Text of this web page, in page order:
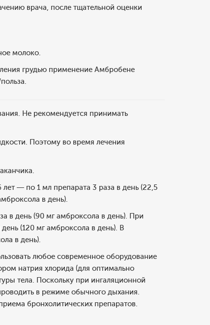
врача, после тщательной оценки
молоко.
грудью применение Амбробене
Не рекомендуется принимать
Поэтому во время лечения
— по 1 мл препарата 3 раза в день (22,5
в день).
в день (90 мг амброксола в день). При
(120 мг амброксола в день). В
в день).
любое современное оборудование
натрия хлорида (для оптимально
тела. Поскольку при ингаляционной
в режиме обычного дыхания.
бронхолитических препаратов.